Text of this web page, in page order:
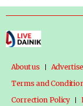
About us
Terms and
Correction Policy